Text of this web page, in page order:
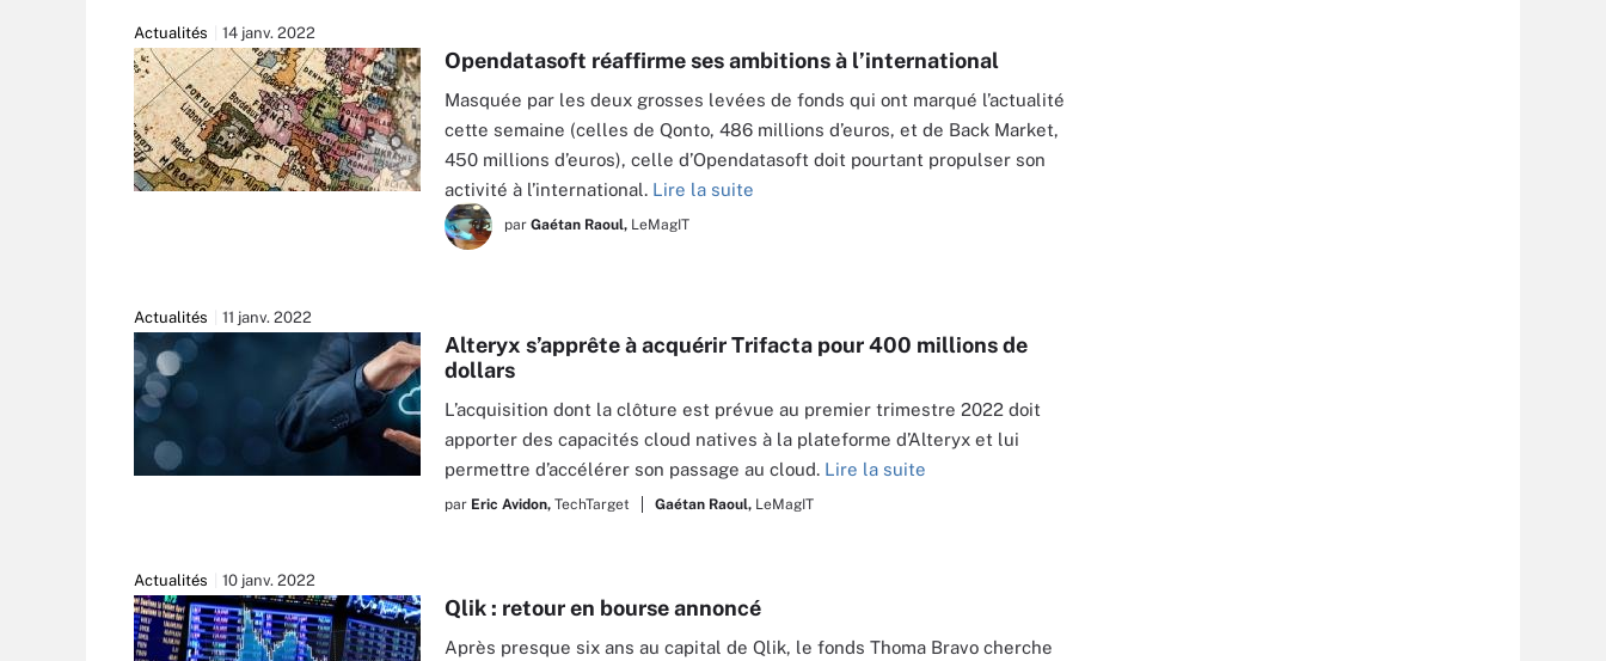
Actualités 14 janv. 2022
Opendatasoft réaffirme ses ambitions à l’international
Masquée par les deux grosses levées de fonds qui ont marqué l’actualité
cette semaine (celles de Qonto, 486 millions d’euros, et de Back Market,
450 millions d’euros), celle d’Opendatasoft doit pourtant propulser son
activité à l’international. Lire la suite
par Gaétan Raoul, LeMagIT
Actualités 11 janv. 2022
Alteryx s’apprête à acquérir Trifacta pour 400 millions de
dollars
L’acquisition dont la clôture est prévue au premier trimestre 2022 doit
apporter des capacités cloud natives à la plateforme d’Alteryx et lui
permettre d’accélérer son passage au cloud. Lire la suite
par Eric Avidon, TechTarget Gaétan Raoul, LeMagIT
Actualités 10 janv. 2022
Qlik : retour en bourse annoncé
Après presque six ans au capital de Qlik, le fonds Thoma Bravo cherche